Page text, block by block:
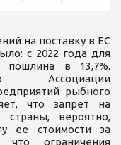
на поставку в ЕС
с 2022 года для
пошлина в 13,7%.
Ассоциации
рыбного
что запрет на
страны, вероятно,
ее стоимости за
что ограничения